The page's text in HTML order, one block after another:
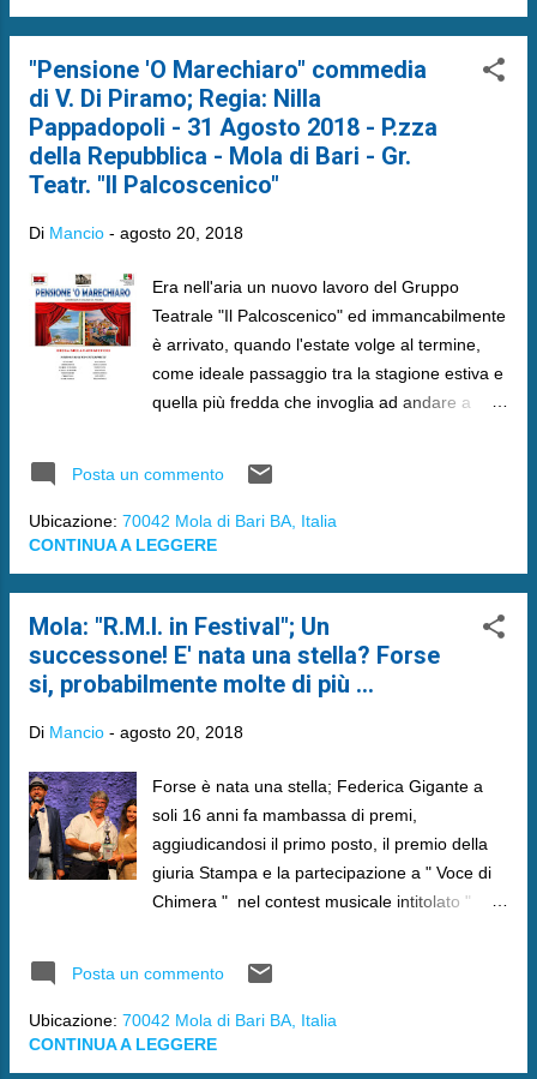
"Pensione 'O Marechiaro" commedia
di V. Di Piramo; Regia: Nilla
Pappadopoli - 31 Agosto 2018 - P.zza
della Repubblica - Mola di Bari - Gr.
Teatr. "Il Palcoscenico"
Di Mancio - agosto 20, 2018
Era nell'aria un nuovo lavoro del Gruppo
Teatrale "Il Palcoscenico" ed immancabilmente
è arrivato, quando l'estate volge al termine,
come ideale passaggio tra la stagione estiva e
quella più fredda che invoglia ad andare a
Posta un commento
Ubicazione: 70042 Mola di Bari BA, Italia
CONTINUA A LEGGERE
Mola: "R.M.I. in Festival"; Un
successone! E' nata una stella? Forse
si, probabilmente molte di più ...
Di Mancio - agosto 20, 2018
Forse è nata una stella; Federica Gigante a
soli 16 anni fa mambassa di premi,
aggiudicandosi il primo posto, il premio della
giuria Stampa e la partecipazione a " Voce di
Chimera " nel contest musicale intitolato "
l'Arena Castello in Mola di Bari il 18 Agosto
Posta un commento
Ubicazione: 70042 Mola di Bari BA, Italia
CONTINUA A LEGGERE